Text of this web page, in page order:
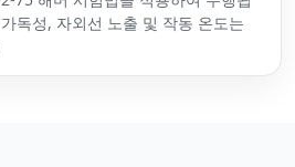
독성, 자외선 노출 및 작동 온도는